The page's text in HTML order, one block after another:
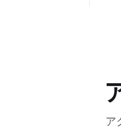
ア